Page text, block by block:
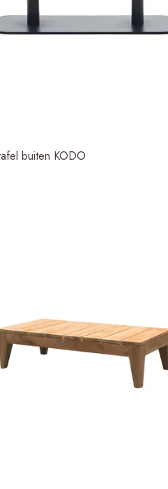
buiten KODO